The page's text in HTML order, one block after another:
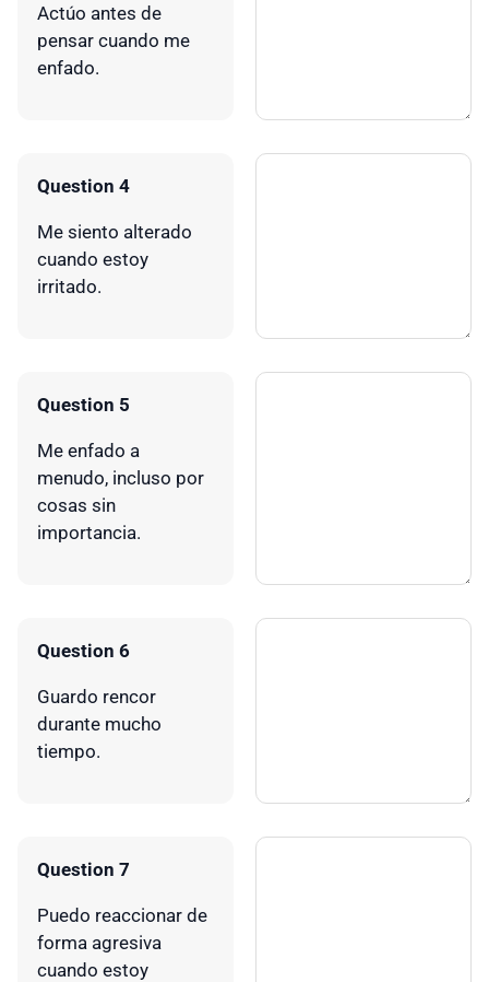
Actúo antes de
pensar cuando me
enfado.
Question 4
Me siento alterado
cuando estoy
irritado.
Question 5
Me enfado a
menudo, incluso por
cosas sin
importancia.
Question 6
Guardo rencor
durante mucho
tiempo.
Question 7
Puedo reaccionar de
forma agresiva
cuando estoy